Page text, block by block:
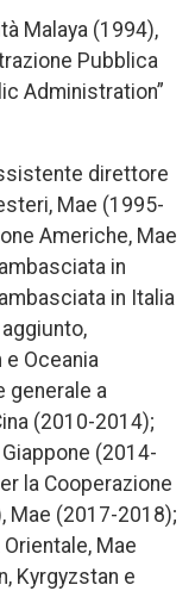
Malaya (1994),
Pubblica
Administration”
direttore
Mae (1995-
Americhe, Mae
in
in Italia
e Oceania
generale a
(2010-2014);
(2014-
la Cooperazione
Mae (2017-2018);
Mae
Kyrgyzstan e